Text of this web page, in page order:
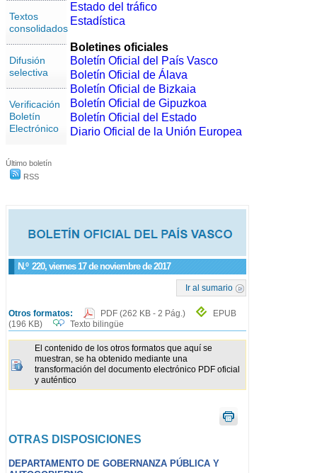
Textos
consolidados
Difusión
selectiva
Verificación
Boletín
Electrónico
Último boletín
RSS
N.º 220, viernes 17 de noviembre de 2017
Ir al sumario
Otros formatos: PDF (262 KB - 2 Pág.)
EPUB
(196 KB)
Texto bilingüe
El contenido de los otros formatos que aquí se
muestran, se ha obtenido mediante una
transformación del documento electrónico PDF oficial
y auténtico
OTRAS DISPOSICIONES
DEPARTAMENTO DE GOBERNANZA PÚBLICA Y
Estado del tráfico
Estadística
Boletines oficiales
Boletín Oficial del País Vasco
Boletín Oficial de Álava
Boletín Oficial de Bizkaia
Boletín Oficial de Gipuzkoa
Boletín Oficial del Estado
Diario Oficial de la Unión Europea